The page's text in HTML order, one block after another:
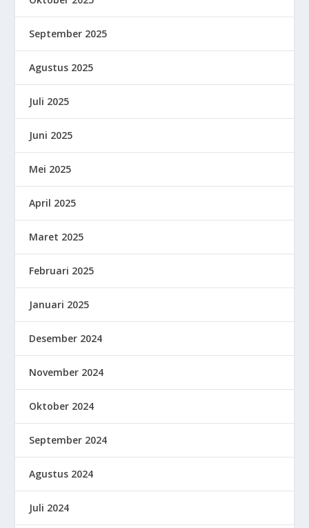
September 2025
Agustus 2025
Juli 2025
Juni 2025
Mei 2025
April 2025
Maret 2025
Februari 2025
Januari 2025
Desember 2024
November 2024
Oktober 2024
September 2024
Agustus 2024
Juli 2024